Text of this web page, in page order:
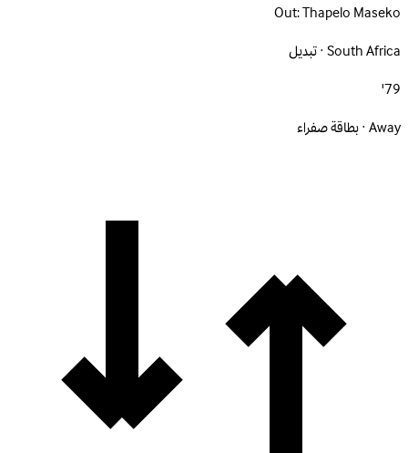
Out:Thapelo Maseko
South Africa · تبديل
79'
Away · بطاقة صفراء